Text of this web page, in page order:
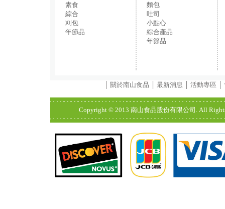
素食
綜合
刈包
年節品
麵包
吐司
小點心
綜合產品
年節品
關於南山食品 最新消息 活動專區
Copyright © 2013 南山食品股份有限公司. All